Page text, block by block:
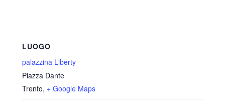
LUOGO
palazzina Liberty
Piazza Dante
Trento, + Google Maps